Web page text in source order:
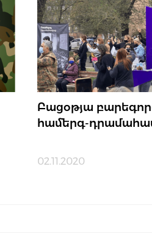
Բացօթյա
համերգ-
02.11.2020